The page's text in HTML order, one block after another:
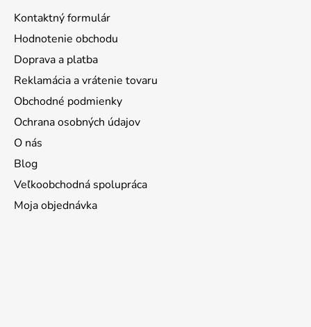
Kontaktný formulár
Hodnotenie obchodu
Doprava a platba
Reklamácia a vrátenie tovaru
Obchodné podmienky
Ochrana osobných údajov
O nás
Blog
Veľkoobchodná spolupráca
Moja objednávka